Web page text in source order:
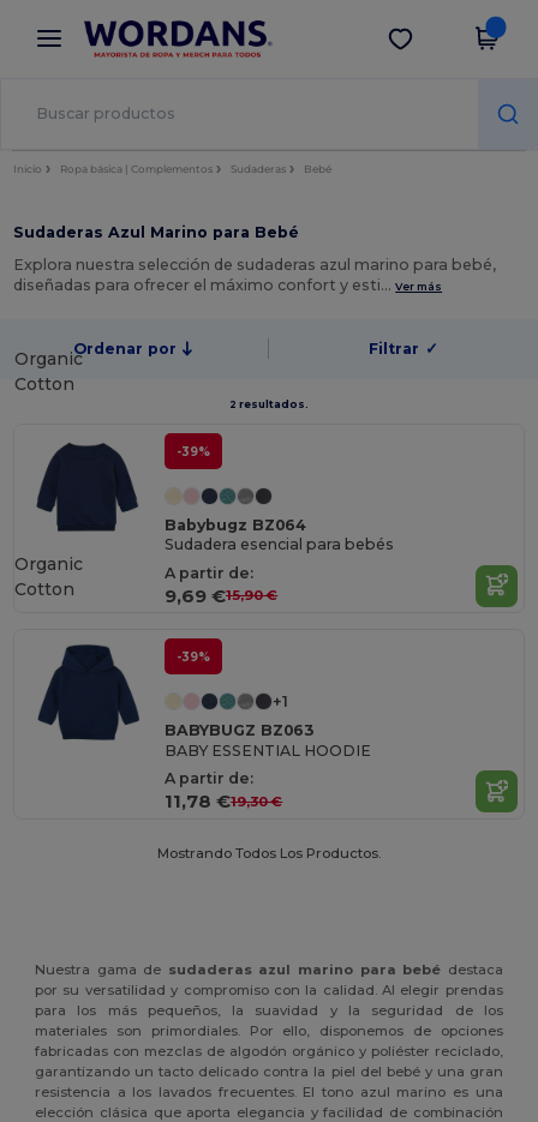
× App de Wordans
¡Mejores precios en app!
Descargar app
Inicio Ropa básica | Complementos Sudaderas Bebé
Sudaderas Azul Marino para Bebé
Explora nuestra selección de sudaderas azul marino para bebé,
diseñadas para ofrecer el máximo confort y esti…Ver más
Ordenar por Filtrar ✓
2 resultados.
Organic
Cotton
-39%
Babybugz BZ064
Sudadera esencial para bebés
A partir de:
9,69 €15,90 €
Organic
Cotton
-39%
+1
BABYBUGZ BZ063
BABY ESSENTIAL HOODIE
A partir de:
11,78 €19,30 €
Mostrando Todos Los Productos.
Nuestra gama de sudaderas azul marino para bebé destaca
por su versatilidad y compromiso con la calidad. Al elegir prendas
para los más pequeños, la suavidad y la seguridad de los
materiales son primordiales. Por ello, disponemos de opciones
fabricadas con mezclas de algodón orgánico y poliéster reciclado,
garantizando un tacto delicado contra la piel del bebé y una gran
resistencia a los lavados frecuentes. El tono azul marino es una
elección clásica que aporta elegancia y facilidad de combinación